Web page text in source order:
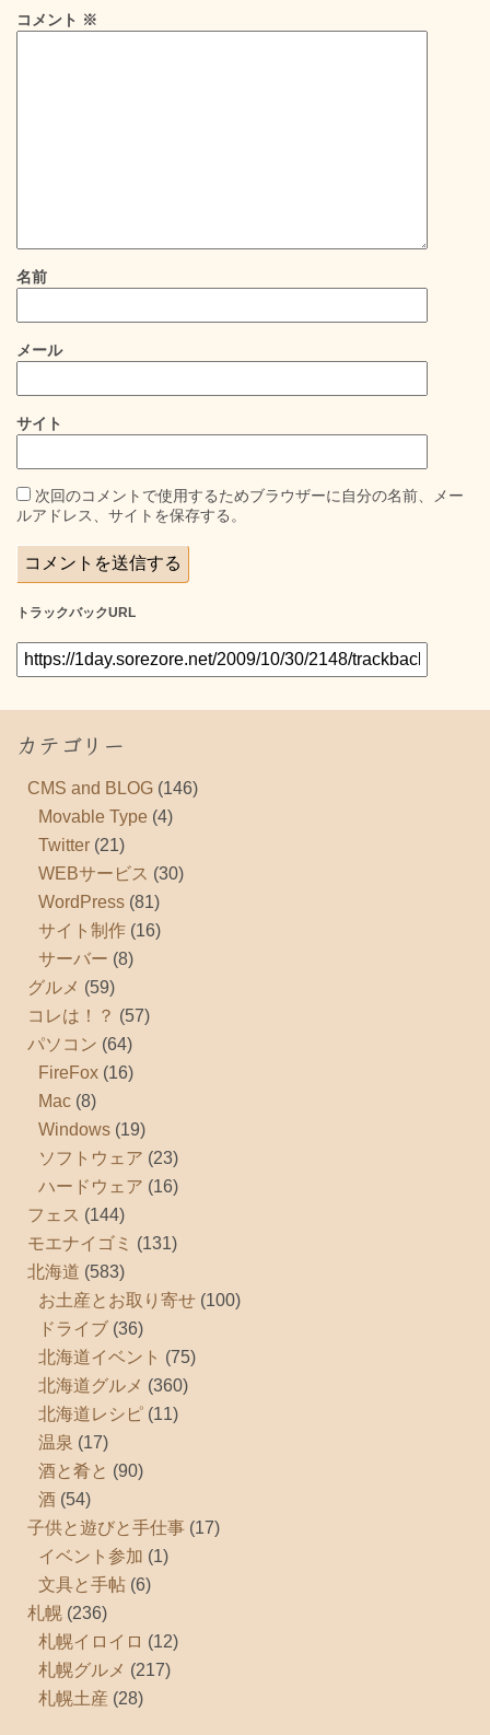
コメント ※
名前
メール
サイト
次回のコメントで使用するためブラウザーに自分の名前、メー
ルアドレス、サイトを保存する。
トラックバックURL
カテゴリー
CMS and BLOG (146)
Movable Type (4)
Twitter (21)
WEBサービス (30)
WordPress (81)
サイト制作 (16)
サーバー (8)
グルメ (59)
コレは！？ (57)
パソコン (64)
FireFox (16)
Mac (8)
Windows (19)
ソフトウェア (23)
ハードウェア (16)
フェス (144)
モエナイゴミ (131)
北海道 (583)
お土産とお取り寄せ (100)
ドライブ (36)
北海道イベント (75)
北海道グルメ (360)
北海道レシピ (11)
温泉 (17)
酒と肴と (90)
酒 (54)
子供と遊びと手仕事 (17)
イベント参加 (1)
文具と手帖 (6)
札幌 (236)
札幌イロイロ (12)
札幌グルメ (217)
札幌土産 (28)